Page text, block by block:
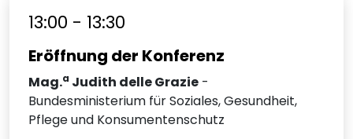
13:00 - 13:30
Eröffnung der Konferenz
Mag.a Judith delle Grazie -
Bundesministerium für Soziales, Gesundheit,
Pflege und Konsumentenschutz